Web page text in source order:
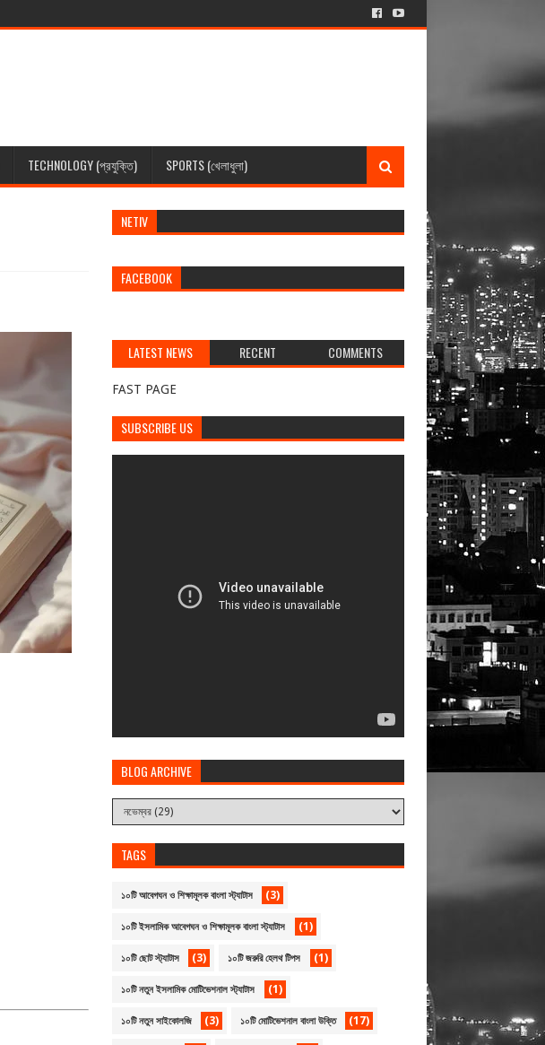
TECHNOLOGY (প্রযুক্তি) SPORTS (খেলাধুলা)
NETIV
FACEBOOK
LATEST NEWS
RECENT COMMENTS
FAST PAGE
SUBSCRIBE US
BLOG ARCHIVE
TAGS
১০টি আবেগঘন ও শিক্ষামূলক বাংলা স্ট্যাটাস (3)
১০টি ইসলামিক আবেগঘন ও শিক্ষামূলক বাংলা স্ট্যাটাস (1)
১০টি ছোট স্ট্যাটাস (3) ১০টি জরুরি হেলথ টিপস (1)
১০টি নতুন ইসলামিক মোটিভেশনাল স্ট্যাটাস (1)
১০টি নতুন সাইকোলজি (3) ১০টি মোটিভেশনাল বাংলা উক্তি (17)